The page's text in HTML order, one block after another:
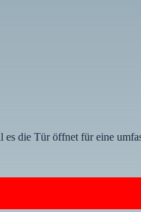
die Tür öffnet für eine